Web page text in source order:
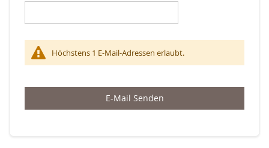
Höchstens 1 E-Mail-Adressen erlaubt.
E-Mail Senden